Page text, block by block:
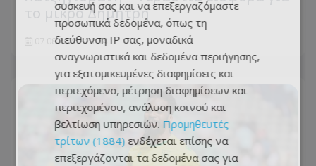
το μικρό Δημήτρη
07.08.2026 - 21:14
συσκευή σας και να επεξεργαζόμαστε
προσωπικά δεδομένα, όπως τη
διεύθυνση IP σας, μοναδικά
αναγνωριστικά και δεδομένα περιήγησης,
για εξατομικευμένες διαφημίσεις και
περιεχόμενο, μέτρηση διαφημίσεων και
περιεχομένου, ανάλυση κοινού και
βελτίωση υπηρεσιών. Προμηθευτές
τρίτων (1884) ενδέχεται επίσης να
επεξεργάζονται τα δεδομένα σας για